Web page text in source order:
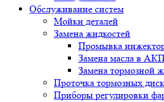
Обслуживание систем
Мойки деталей
Замена жидкостей
Промывка
Замена масла в
Замена тормозной
Проточка тормозных
Приборы регулировки